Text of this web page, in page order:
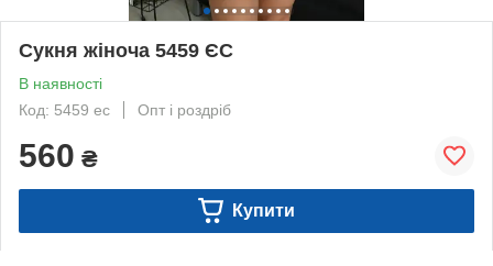
Сукня жіноча 5459 ЄС
В наявності
Код: 5459 ес
Опт і роздріб
560 ₴
Купити